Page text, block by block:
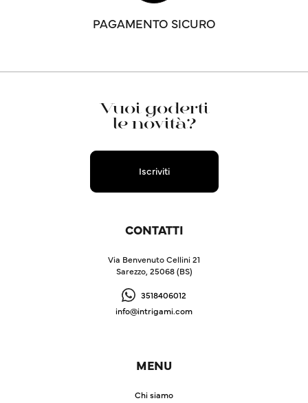
PAGAMENTO SICURO
Vuoi goderti
le novità?
Iscriviti
CONTATTI
Via Benvenuto Cellini 21
Sarezzo, 25068 (BS)
3518406012
info@intrigami.com
MENU
Chi siamo